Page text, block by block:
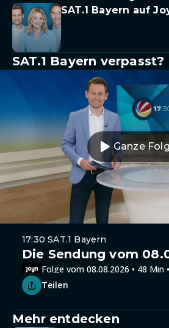
SAT.1 Bayern auf
SAT.1 Bayern
Ganze
17:30 SAT.1 Bayern
Die Sendung vom
Folge vom 08.08.2026 • 48 Min
Teilen
Mehr entdecken